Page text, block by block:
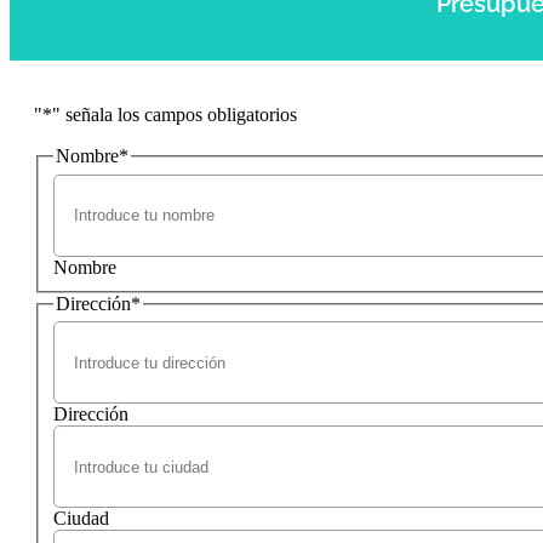
"*" señala los campos obligatorios
Nombre*
Nombre
Dirección*
Dirección
Ciudad